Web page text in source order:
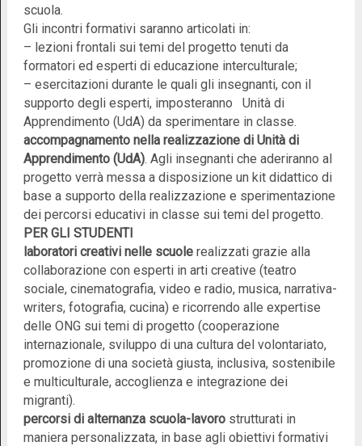
scuola.
Gli incontri formativi saranno articolati in:
– lezioni frontali sui temi del progetto tenuti da
formatori ed esperti di educazione interculturale;
– esercitazioni durante le quali gli insegnanti, con il
supporto degli esperti, imposteranno Unità di
Apprendimento (UdA) da sperimentare in classe.
accompagnamento nella realizzazione di Unità di
Apprendimento (UdA). Agli insegnanti che aderiranno al
progetto verrà messa a disposizione un kit didattico di
base a supporto della realizzazione e sperimentazione
dei percorsi educativi in classe sui temi del progetto.
PER GLI STUDENTI
laboratori creativi nelle scuolerealizzati grazie alla
collaborazione con esperti in arti creative (teatro
sociale, cinematografia, video e radio, musica, narrativa-
writers, fotografia, cucina) e ricorrendo alle expertise
delle ONG sui temi di progetto (cooperazione
internazionale, sviluppo di una cultura del volontariato,
promozione di una società giusta, inclusiva, sostenibile
e multiculturale, accoglienza e integrazione dei
migranti).
percorsi di alternanza scuola-lavorostrutturati in
maniera personalizzata, in base agli obiettivi formativi